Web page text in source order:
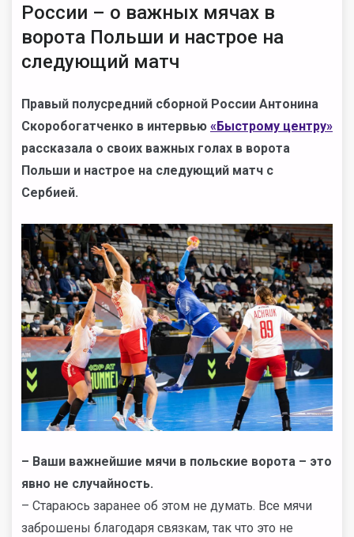
России – о важных мячах в
ворота Польши и настрое на
следующий матч
Правый полусредний сборной России Антонина
Скоробогатченко в интервью «Быстрому центру»
рассказала о своих важных голах в ворота
Польши и настрое на следующий матч с
Сербией.
– Ваши важнейшие мячи в польские ворота – это
явно не случайность.
– Стараюсь заранее об этом не думать. Все мячи
заброшены благодаря связкам, так что это не